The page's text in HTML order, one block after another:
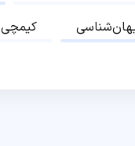
کیمچی